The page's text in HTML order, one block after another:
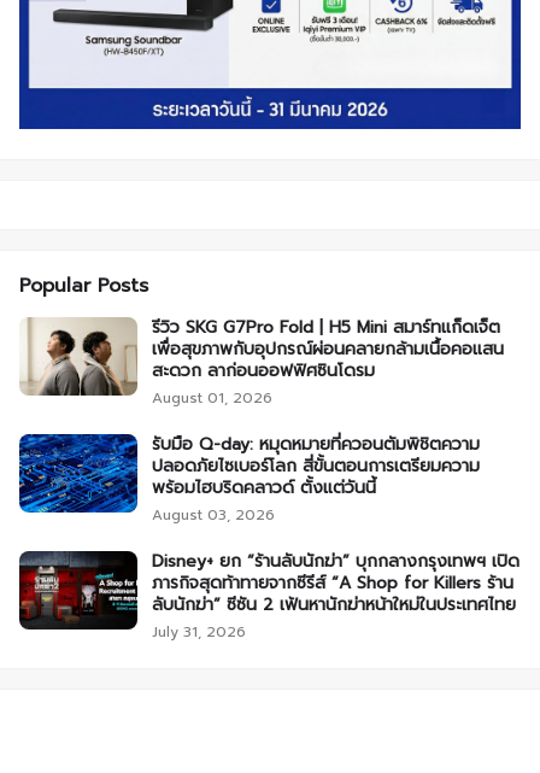
Popular Posts
รีวิว SKG G7Pro Fold | H5 Mini สมาร์ทแก็ดเจ็ต
เพื่อสุขภาพกับอุปกรณ์ผ่อนคลายกล้ามเนื้อคอแสน
สะดวก ลาก่อนออฟฟิศซินโดรม
August 01, 2026
รับมือ Q-day: หมุดหมายที่ควอนตัมพิชิตความ
ปลอดภัยไซเบอร์โลก สี่ขั้นตอนการเตรียมความ
พร้อมไฮบริดคลาวด์ ตั้งแต่วันนี้
August 03, 2026
Disney+ ยก “ร้านลับนักฆ่า” บุกกลางกรุงเทพฯ เปิด
ภารกิจสุดท้าทายจากซีรีส์ “A Shop for Killers ร้าน
ลับนักฆ่า” ซีซัน 2 เฟ้นหานักฆ่าหน้าใหม่ในประเทศไทย
July 31, 2026